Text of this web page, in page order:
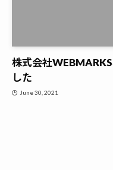
株式会社
した
June 30, 2021